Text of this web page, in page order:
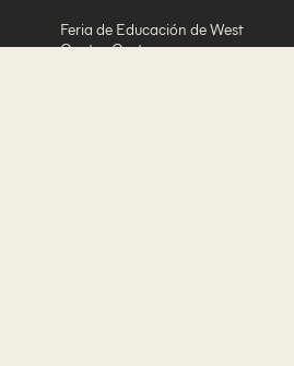
Feria de Educación de West
Contra Costa